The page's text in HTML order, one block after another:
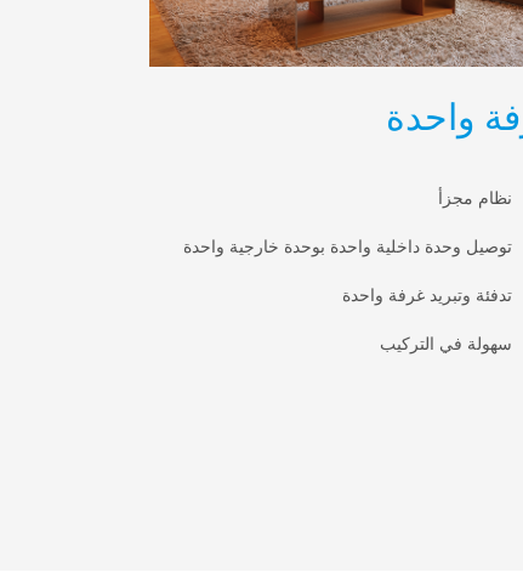
واحدة
نظام مجزأ
توصيل وحدة داخلية واحدة بوحدة خارجية واحدة
تدفئة وتبريد غرفة واحدة
سهولة في التركيب